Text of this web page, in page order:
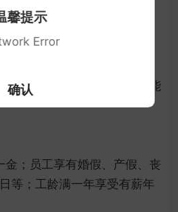
cam等编程软件，熟练使用
图软件，精通各种机械零件
识，具有较强的学习、协调能
金；员工享有婚假、产假、丧
等；工龄满一年享受有薪年
馨提示
Error
确认